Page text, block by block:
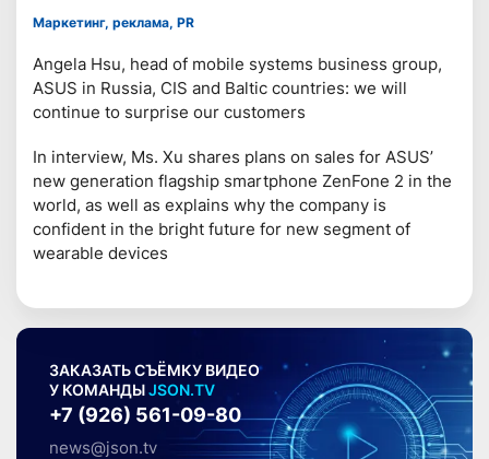
Маркетинг, реклама, PR
Angela Hsu, head of mobile systems business group,
ASUS in Russia, CIS and Baltic countries: we will
continue to surprise our customers
In interview, Ms. Xu shares plans on sales for ASUS’
new generation flagship smartphone ZenFone 2 in the
world, as well as explains why the company is
confident in the bright future for new segment of
wearable devices
ЗАКАЗАТЬ СЪЁМКУ ВИДЕО
У КОМАНДЫJSON.TV
+7 (926) 561-09-80
news@json.tv